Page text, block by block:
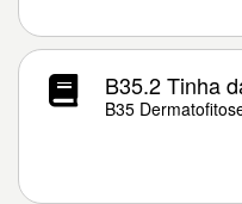
B35.2 Tinha
B35